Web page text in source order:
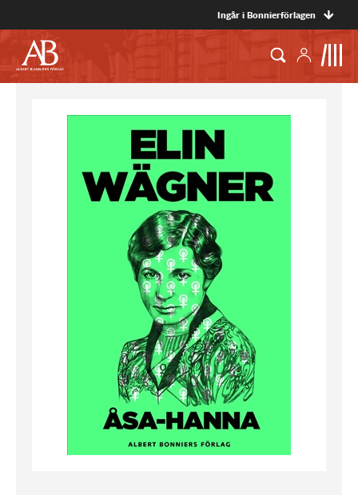
Ingår i Bonnierförlagen